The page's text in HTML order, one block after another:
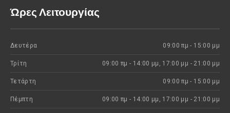
Ώρες Λειτουργίας
Δευτέρα 09:00 πμ - 15:00 μμ
Τρίτη 09:00 πμ - 14:00 μμ, 17:00 μμ - 21:00 μμ
Τετάρτη 09:00 πμ - 15:00 μμ
Πέμπτη 09:00 πμ - 14:00 μμ, 17:00 μμ - 21:00 μμ